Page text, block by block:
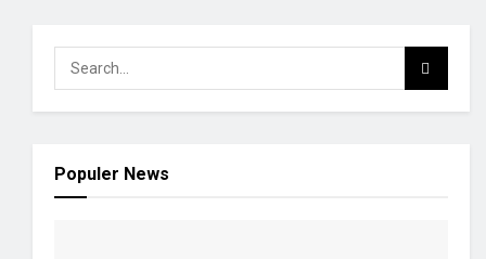
Populer News